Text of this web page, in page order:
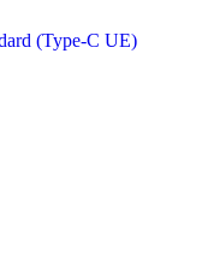
(Type‑C UE)